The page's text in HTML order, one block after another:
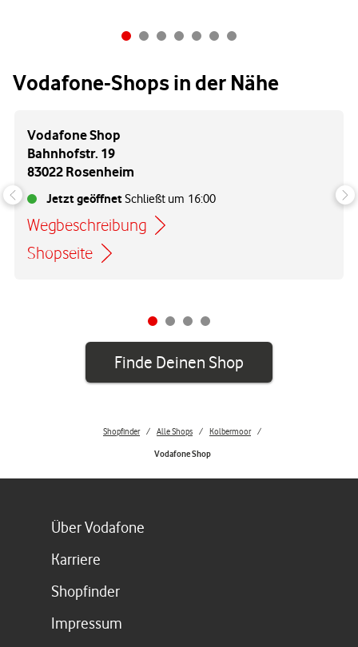
Vodafone-Shops in der Nähe
Vodafone Shop
Bahnhofstr. 19
83022 Rosenheim
Jetzt geöffnetSchließt um 16:00
Wegbeschreibung
Link öffnet in einem neuen Tab
Shopseite
Finde Deinen Shop
Shopfinder Alle Shops Kolbermoor
Vodafone Shop
Über Vodafone
Karriere
ShopfinderLink öffnet in einem neuen Tab
Impressum